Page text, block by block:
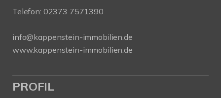
Telefon: 02373 7571390
info@kappenstein-immobilien.de
www.kappenstein-immobilien.de
PROFIL